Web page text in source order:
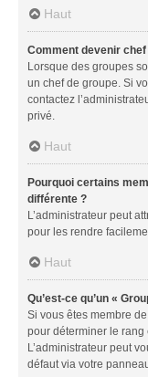
Haut
Comment devenir chef
Lorsque des groupes
un chef de groupe. Si
contactez
privé.
Haut
Pourquoi certains
différente ?
L’administrateur peut
pour les rendre
Haut
Qu’est-ce qu’un «
Si vous êtes membre
pour déterminer le
L’administrateur peut
défaut via votre